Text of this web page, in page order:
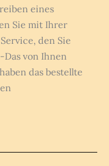
eines
Sie mit Ihrer
den Sie
von Ihnen
das bestellte